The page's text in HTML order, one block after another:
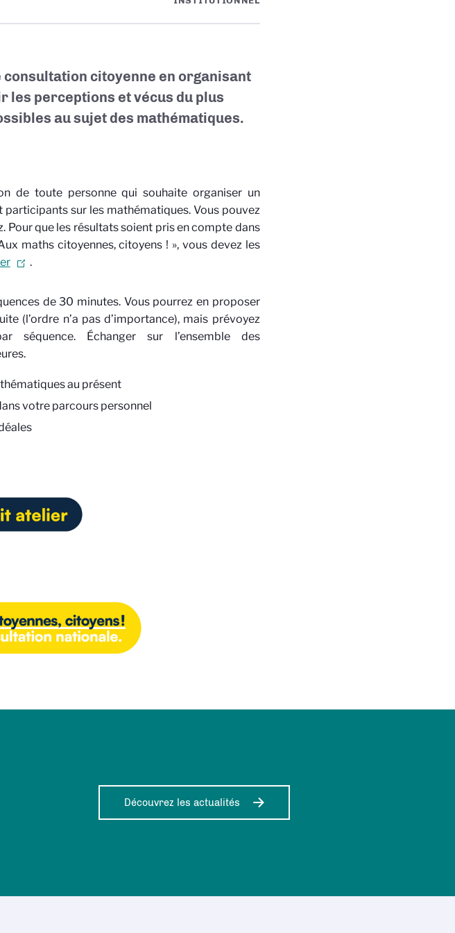
citoyenne en organisant
les perceptions et vécus du plus
au sujet des mathématiques.
de toute personne qui souhaite organiser un
sur les mathématiques. Vous pouvez
Pour que les résultats soient pris en compte dans
maths citoyennes, citoyens ! », vous devez les
.
de 30 minutes. Vous pourrez en proposer
(l’ordre n’a pas d’importance), mais prévoyez
Échanger sur l’ensemble des
au présent
votre parcours personnel
Découvrez les actualités